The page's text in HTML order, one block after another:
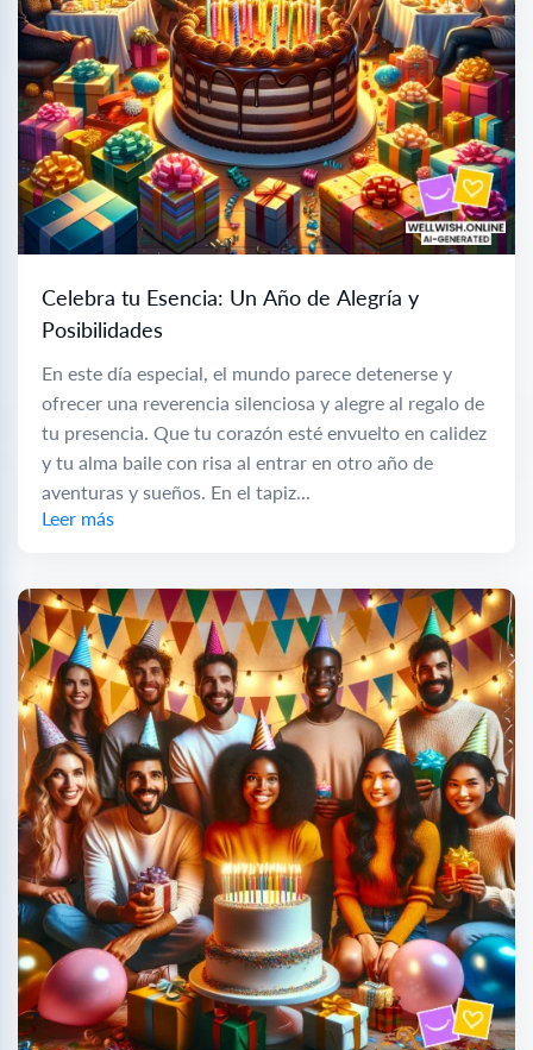
Celebra tu Esencia: Un Año de Alegría y
Posibilidades
En este día especial, el mundo parece detenerse y
ofrecer una reverencia silenciosa y alegre al regalo de
tu presencia. Que tu corazón esté envuelto en calidez
y tu alma baile con risa al entrar en otro año de
aventuras y sueños. En el tapiz...
Leer más